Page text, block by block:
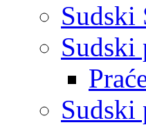
Sudski
Sudski
Sudski